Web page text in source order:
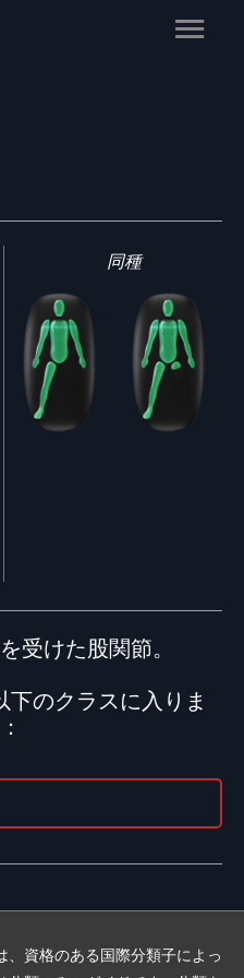
Main
同種
受けた股関節。
下のクラスに入りま
、資格のある国際分類子によっ